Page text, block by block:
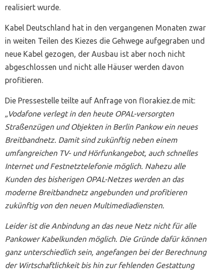
realisiert wurde.
Kabel Deutschland hat in den vergangenen Monaten zwar
in weiten Teilen des Kiezes die Gehwege aufgegraben und
neue Kabel gezogen, der Ausbau ist aber noch nicht
abgeschlossen und nicht alle Häuser werden davon
profitieren.
Die Pressestelle teilte auf Anfrage von florakiez.de mit:
„Vodafone verlegt in den heute OPAL-versorgten
Straßenzügen und Objekten in Berlin Pankow ein neues
Breitbandnetz. Damit sind zukünftig neben einem
umfangreichen TV- und Hörfunkangebot, auch schnelles
Internet und Festnetztelefonie möglich. Nahezu alle
Kunden des bisherigen OPAL-Netzes werden an das
moderne Breitbandnetz angebunden und profitieren
zukünftig von den neuen Multimediadiensten.
Leider ist die Anbindung an das neue Netz nicht für alle
Pankower Kabelkunden möglich. Die Gründe dafür können
ganz unterschiedlich sein, angefangen bei der Berechnung
der Wirtschaftlichkeit bis hin zur fehlenden Gestattung